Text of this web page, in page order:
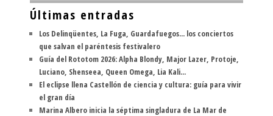
Últimas entradas
Los Delinqüentes, La Fuga, Guardafuegos... los conciertos
que salvan el paréntesis festivalero
Guía del Rototom 2026: Alpha Blondy, Major Lazer, Protoje,
Luciano, Shenseea, Queen Omega, Lia Kali...
El eclipse llena Castellón de ciencia y cultura: guía para vivir
el gran día
Marina Albero inicia la séptima singladura de La Mar de